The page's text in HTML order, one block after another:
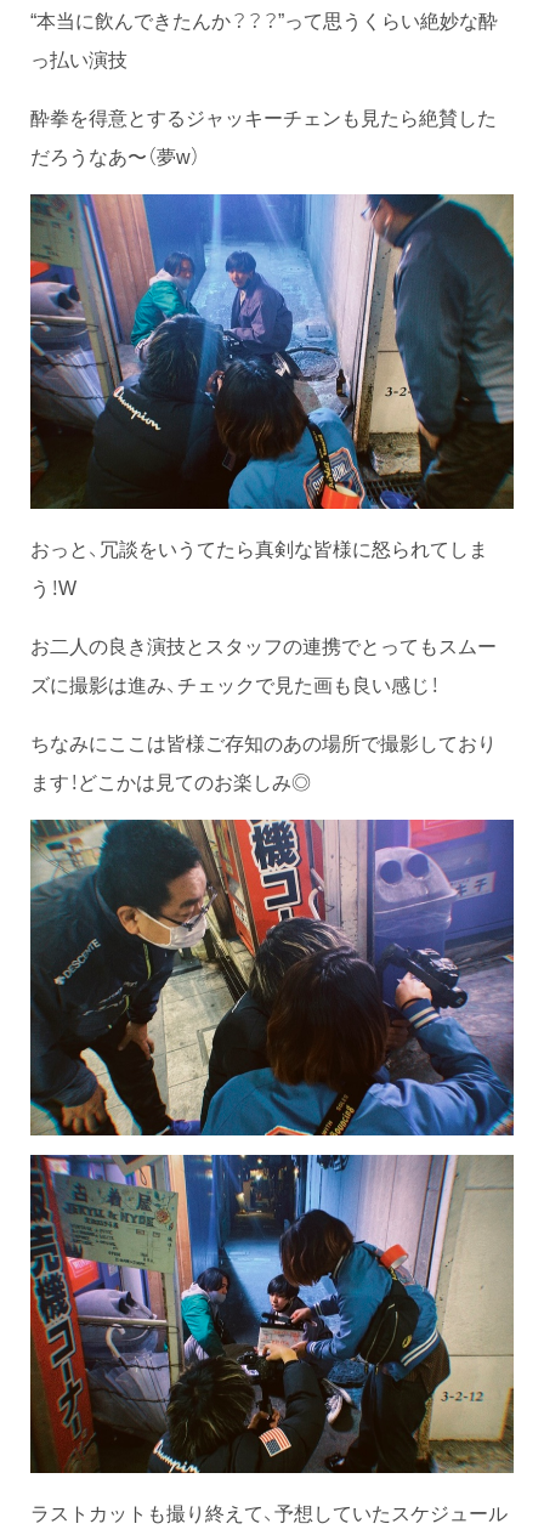
“本当に飲んできたんか？？？”って思うくらい絶妙な酔
っ払い演技
酔拳を得意とするジャッキーチェンも見たら絶賛した
だろうなあ〜（夢w）
おっと、冗談をいうてたら真剣な皆様に怒られてしま
う！W
お二人の良き演技とスタッフの連携でとってもスムー
ズに撮影は進み、チェックで見た画も良い感じ！
ちなみにここは皆様ご存知のあの場所で撮影しており
ます！どこかは見てのお楽しみ◎
ラストカットも撮り終えて、予想していたスケジュール